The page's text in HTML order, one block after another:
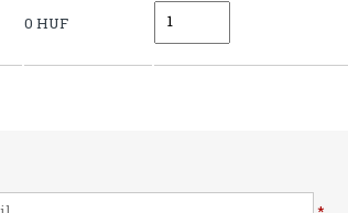
0 HUF